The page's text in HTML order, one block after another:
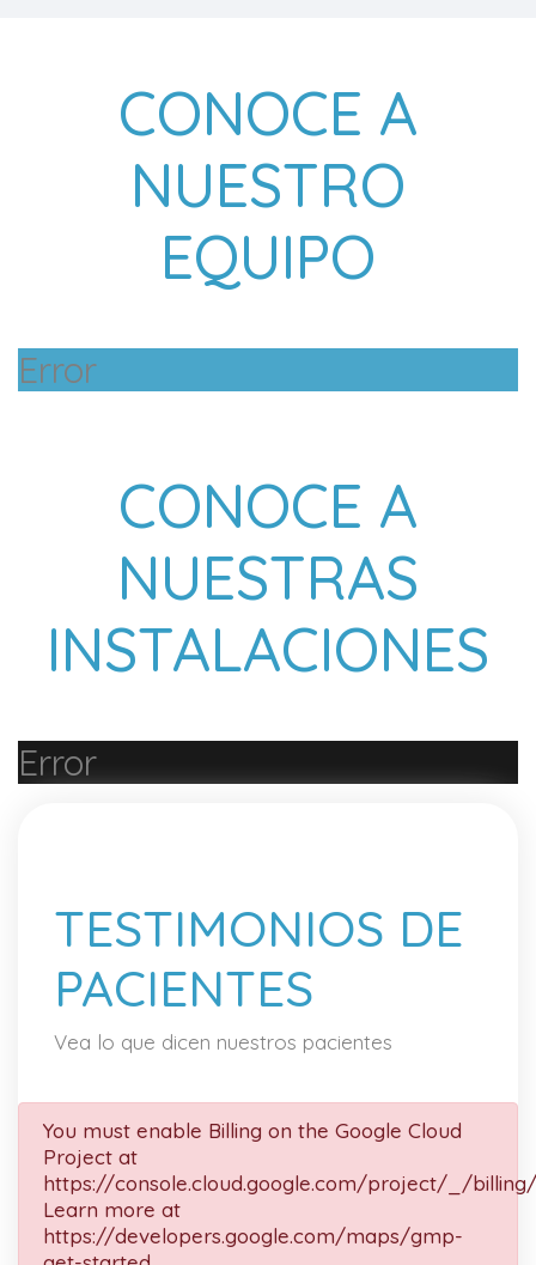
CONOCE A
NUESTRO
EQUIPO
Error
CONOCE A
NUESTRAS
INSTALACIONES
Error
TESTIMONIOS DE
PACIENTES
Vea lo que dicen nuestros pacientes
You must enable Billing on the Google Cloud
Project at
https://console.cloud.google.com/project/_/
Learn more at
https://developers.google.com/maps/gmp-